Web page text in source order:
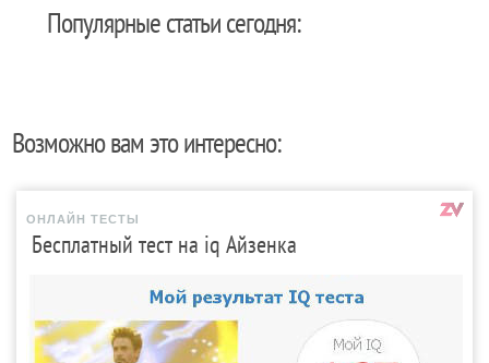
Популярные статьи сегодня:
Возможно вам это интересно:
ОНЛАЙН ТЕСТЫ
Бесплатный тест на iq Айзенка